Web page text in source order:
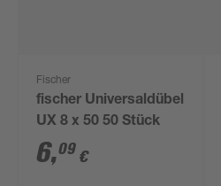
Fischer
fischer Universaldübel
UX 8 x 50 50 Stück
6,09 €